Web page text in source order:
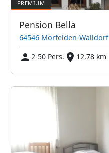
Pension Bella
64546 Mörfelden-Walldorf
2-50 Pers.
12,78 km